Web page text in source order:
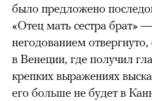
было предложено
«Отец мать сестра брат»
негодованием
в Венеции, где получил
крепких выражениях
его больше не будет в